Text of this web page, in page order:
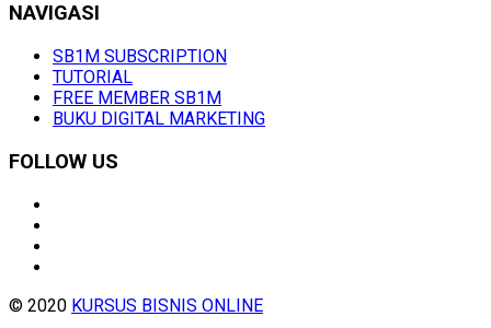
NAVIGASI
SB1M SUBSCRIPTION
TUTORIAL
FREE MEMBER SB1M
BUKU DIGITAL MARKETING
FOLLOW US
© 2020 KURSUS BISNIS ONLINE